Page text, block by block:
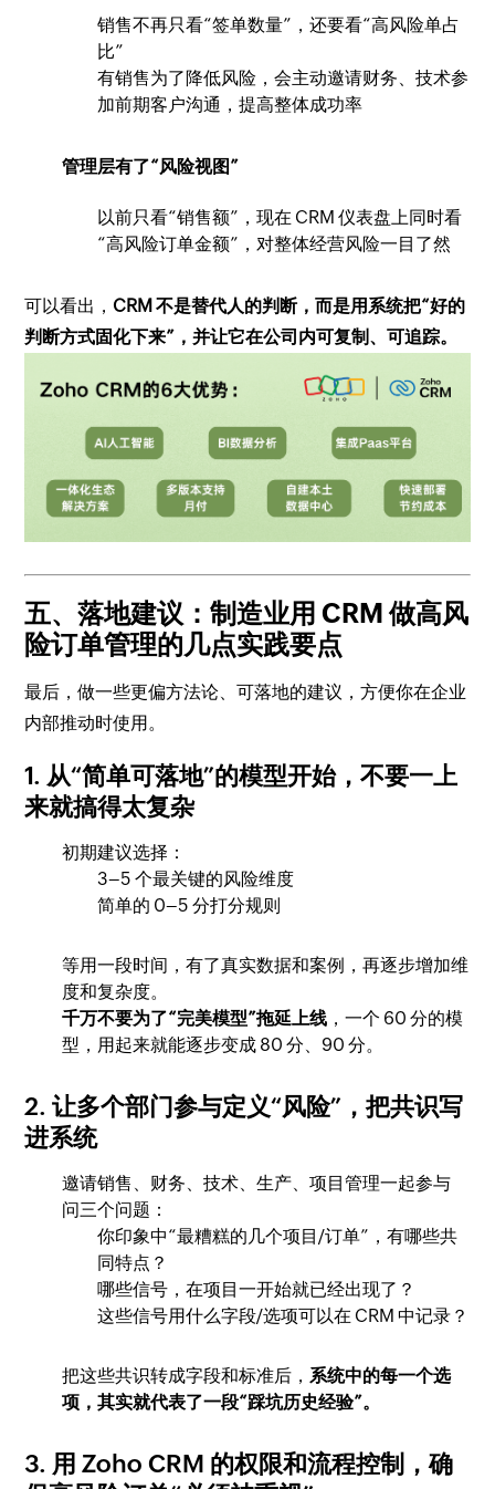
销售不再只看“签单数量”，还要看“高风险单占
比”
有销售为了降低风险，会主动邀请财务、技术参
加前期客户沟通，提高整体成功率
管理层有了“风险视图”
以前只看“销售额”，现在 CRM 仪表盘上同时看
“高风险订单金额”，对整体经营风险一目了然
可以看出， CRM 不是替代人的判断，而是用系统把“好的
判断方式固化下来”，并让它在公司内可复制、可追踪。
五、落地建议：制造业用 CRM 做高风
险订单管理的几点实践要点
最后，做一些更偏方法论、可落地的建议，方便你在企业
内部推动时使用。
1. 从“简单可落地”的模型开始，不要一上
来就搞得太复杂
初期建议选择：
3–5 个最关键的风险维度
简单的 0–5 分打分规则
等用一段时间，有了真实数据和案例，再逐步增加维
度和复杂度。
千万不要为了“完美模型”拖延上线 ，一个 60 分的模
型，用起来就能逐步变成 80 分、90 分。
2. 让多个部门参与定义“风险”，把共识写
进系统
邀请销售、财务、技术、生产、项目管理一起参与
问三个问题：
你印象中“最糟糕的几个项目/订单”，有哪些共
同特点？
哪些信号，在项目一开始就已经出现了？
这些信号用什么字段/选项可以在 CRM 中记录？
把这些共识转成字段和标准后，系统中的每一个选
项，其实就代表了一段“踩坑历史经验”。
3. 用 Zoho CRM 的权限和流程控制，确